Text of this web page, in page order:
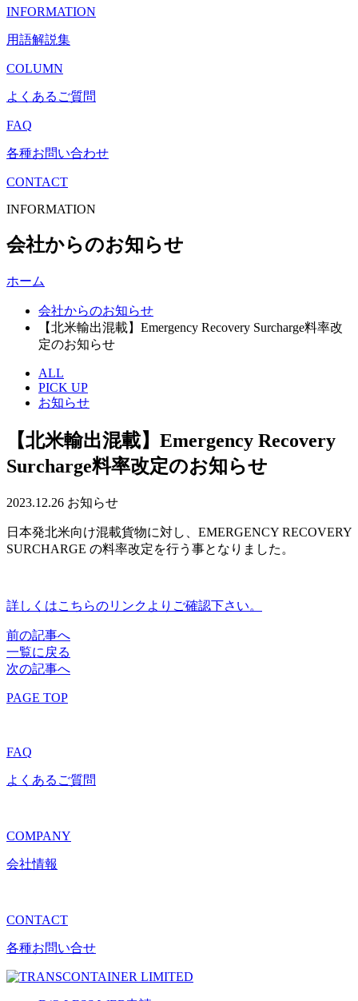
INFORMATION
用語解説集
COLUMN
よくあるご質問
FAQ
各種お問い合わせ
CONTACT
INFORMATION
会社からのお知らせ
ホーム
会社からのお知らせ
【北米輸出混載】Emergency Recovery Surcharge料率改
定のお知らせ
ALL
PICK UP
お知らせ
【北米輸出混載】Emergency Recovery
Surcharge料率改定のお知らせ
2023.12.26 お知らせ
日本発北米向け混載貨物に対し、EMERGENCY RECOVERY
SURCHARGE の料率改定を行う事となりました。
詳しくはこちらのリンクよりご確認下さい。
前の記事へ
一覧に戻る
次の記事へ
PAGE TOP
FAQ
よくあるご質問
COMPANY
会社情報
CONTACT
各種お問い合せ